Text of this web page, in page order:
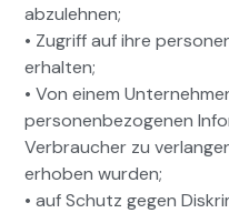
abzulehnen;
• Zugriff auf ihre
erhalten;
• Von einem
personenbezogenen
Verbraucher zu
erhoben wurden;
• auf Schutz gegen